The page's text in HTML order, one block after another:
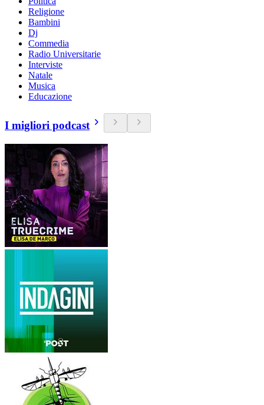
Religione
Bambini
Dj
Commedia
Radio Universitarie
Interviste
Natale
Musica
Educazione
I migliori podcast